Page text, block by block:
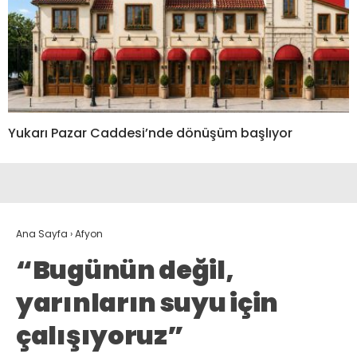
Yukarı Pazar Caddesi’nde dönüşüm başlıyor
Ana Sayfa ›Afyon
“Bugünün değil,
yarınların suyu için
çalışıyoruz”